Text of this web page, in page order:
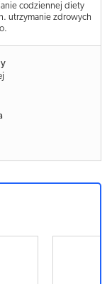
codziennej diety
utrzymanie zdrowych